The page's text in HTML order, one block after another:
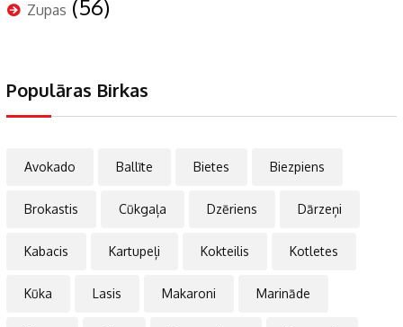
Zupas (56)
Populāras Birkas
Avokado Ballīte Bietes Biezpiens
Brokastis Cūkgaļa Dzēriens Dārzeņi
Kabacis Kartupeļi Kokteilis Kotletes
Kūka Lasis Makaroni Marināde